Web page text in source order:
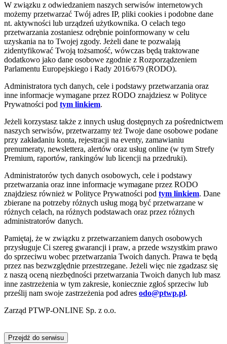
W związku z odwiedzaniem naszych serwisów internetowych
możemy przetwarzać Twój adres IP, pliki cookies i podobne dane
nt. aktywności lub urządzeń użytkownika. O celach tego
przetwarzania zostaniesz odrębnie poinformowany w celu
uzyskania na to Twojej zgody. Jeżeli dane te pozwalają
zidentyfikować Twoją tożsamość, wówczas będą traktowane
dodatkowo jako dane osobowe zgodnie z Rozporządzeniem
Parlamentu Europejskiego i Rady 2016/679 (RODO).
Administratora tych danych, cele i podstawy przetwarzania oraz
inne informacje wymagane przez RODO znajdziesz w Polityce
Prywatności pod tym linkiem.
Jeżeli korzystasz także z innych usług dostępnych za pośrednictwem
naszych serwisów, przetwarzamy też Twoje dane osobowe podane
przy zakładaniu konta, rejestracji na eventy, zamawianiu
prenumeraty, newslettera, alertów oraz usług online (w tym Strefy
Premium, raportów, rankingów lub licencji na przedruki).
Administratorów tych danych osobowych, cele i podstawy
przetwarzania oraz inne informacje wymagane przez RODO
znajdziesz również w Polityce Prywatności pod tym linkiem. Dane
zbierane na potrzeby różnych usług mogą być przetwarzane w
różnych celach, na różnych podstawach oraz przez różnych
administratorów danych.
Pamiętaj, że w związku z przetwarzaniem danych osobowych
przysługuje Ci szereg gwarancji i praw, a przede wszystkim prawo
do sprzeciwu wobec przetwarzania Twoich danych. Prawa te będą
przez nas bezwzględnie przestrzegane. Jeżeli więc nie zgadzasz się
z naszą oceną niezbędności przetwarzania Twoich danych lub masz
inne zastrzeżenia w tym zakresie, koniecznie zgłoś sprzeciw lub
prześlij nam swoje zastrzeżenia pod adres odo@ptwp.pl.
Zarząd PTWP-ONLINE Sp. z o.o.
Przejdź do serwisu